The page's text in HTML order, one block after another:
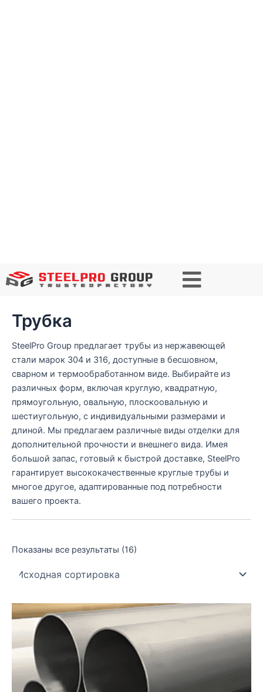
Трубка
SteelPro Group предлагает трубы из нержавеющей
стали марок 304 и 316, доступные в бесшовном,
сварном и термообработанном виде. Выбирайте из
различных форм, включая круглую, квадратную,
прямоугольную, овальную, плоскоовальную и
шестиугольную, с индивидуальными размерами и
длиной. Мы предлагаем различные виды отделки для
дополнительной прочности и внешнего вида. Имея
большой запас, готовый к быстрой доставке, SteelPro
гарантирует высококачественные круглые трубы и
многое другое, адаптированные под потребности
вашего проекта.
Показаны все результаты (16)